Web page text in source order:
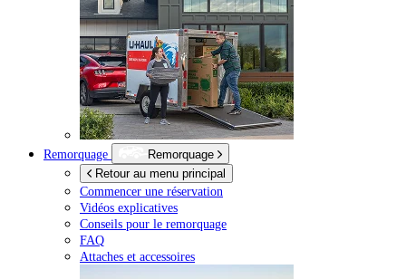
Remorquage
Remorquage
Retour au menu principal
Commencer une réservation
Vidéos explicatives
Conseils pour le remorquage
FAQ
Attaches et accessoires